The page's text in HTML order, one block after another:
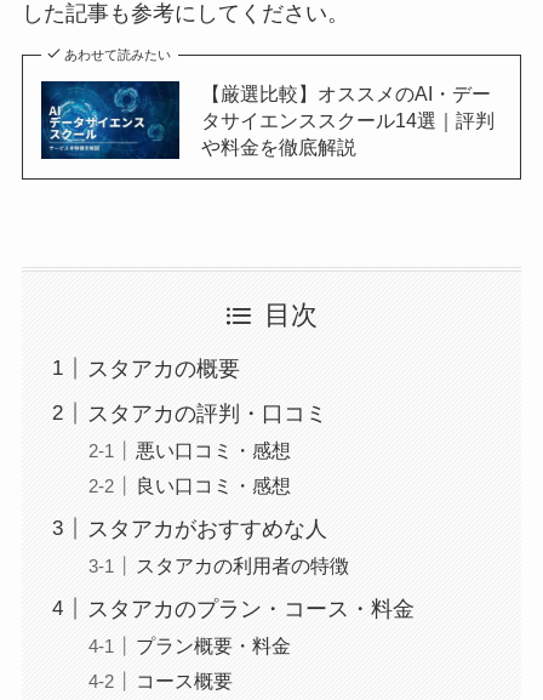
した記事も参考にしてください。
あわせて読みたい
【厳選比較】オススメのAI・デー
タサイエンススクール14選｜評判
や料金を徹底解説
目次
スタアカの概要
スタアカの評判・口コミ
悪い口コミ・感想
良い口コミ・感想
スタアカがおすすめな人
スタアカの利用者の特徴
スタアカのプラン・コース・料金
プラン概要・料金
コース概要